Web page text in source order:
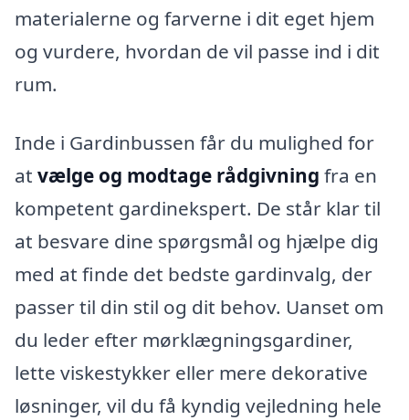
materialerne og farverne i dit eget hjem
og vurdere, hvordan de vil passe ind i dit
rum.
Inde i Gardinbussen får du mulighed for
at vælge og modtage rådgivning fra en
kompetent gardinekspert. De står klar til
at besvare dine spørgsmål og hjælpe dig
med at finde det bedste gardinvalg, der
passer til din stil og dit behov. Uanset om
du leder efter mørklægningsgardiner,
lette viskestykker eller mere dekorative
løsninger, vil du få kyndig vejledning hele